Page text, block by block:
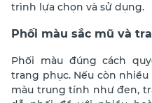
trình lựa chọn và sử dụng.
Phối màu sắc mũ và
Phối màu đúng cách
trang phục. Nếu còn
màu trung tính như đen,